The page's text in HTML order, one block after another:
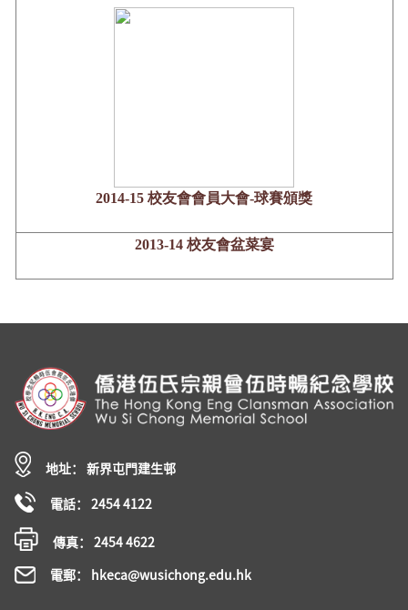
2014-15 校友會會員大會-球賽頒獎
2013-14 校友會盆菜宴
地址： 新界屯門建生邨
電話： 2454 4122
傳真： 2454 4622
電郵： hkeca@wusichong.edu.hk